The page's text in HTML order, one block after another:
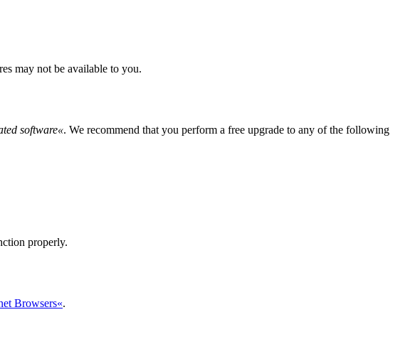
may not be available to you.
software«. We recommend that you perform a free upgrade to any of the following
properly.
Browsers«.